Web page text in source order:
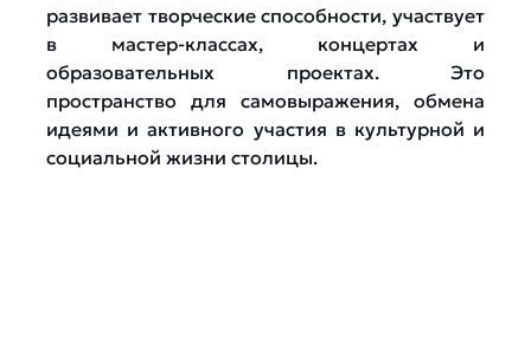
развивает творческие способности, участвует
в мастер-классах, концертах и
образовательных проектах. Это
пространство для самовыражения, обмена
идеями и активного участия в культурной и
социальной жизни столицы.